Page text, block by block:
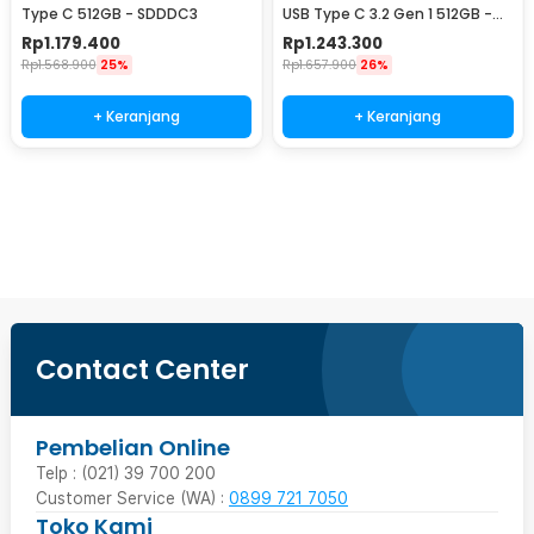
Type C 512GB - SDDDC3
Rp1.179.400
Rp1.568.900 25%
+ Keranjang
USB Type C 3.2 Gen 1 512GB -
SDDDC4
Rp1.243.300
Rp1.657.900 26%
+ Keranjang
Contact Center
Pembelian Online
Telp : (021) 39 700 200
Customer Service (WA) : 0899 721 7050
Toko Kami